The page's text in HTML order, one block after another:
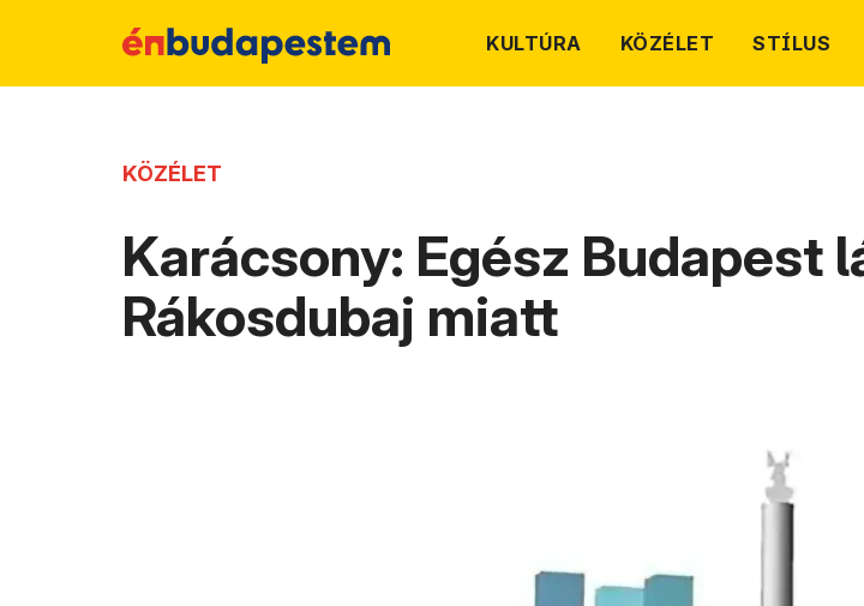
KULTÚRA KÖZÉLET STÍLUS
KÖZÉLET
Karácsony: Egész Budapest
Rákosdubaj miatt